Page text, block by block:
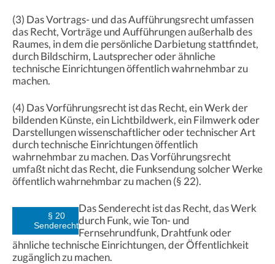
(3) Das Vortrags- und das Aufführungsrecht umfassen
das Recht, Vorträge und Aufführungen außerhalb des
Raumes, in dem die persönliche Darbietung stattfindet,
durch Bildschirm, Lautsprecher oder ähnliche
technische Einrichtungen öffentlich wahrnehmbar zu
machen.
(4) Das Vorführungsrecht ist das Recht, ein Werk der
bildenden Künste, ein Lichtbildwerk, ein Filmwerk oder
Darstellungen wissenschaftlicher oder technischer Art
durch technische Einrichtungen öffentlich
wahrnehmbar zu machen. Das Vorführungsrecht
umfaßt nicht das Recht, die Funksendung solcher Werke
öffentlich wahrnehmbar zu machen (§ 22).
§ 20
Senderecht
Das Senderecht ist das Recht, das Werk
durch Funk, wie Ton- und
Fernsehrundfunk, Drahtfunk oder
ähnliche technische Einrichtungen, der Öffentlichkeit
zugänglich zu machen.